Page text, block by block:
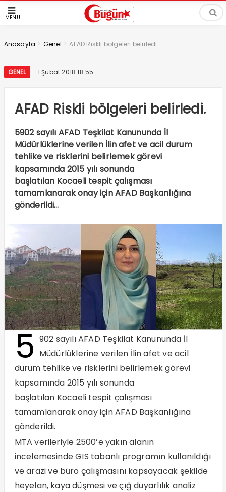
MENÜ
Anasayfa > Genel >AFAD Riskli bölgeleri belirledi.
GENEL 1 Şubat 2018 18:55
AFAD Riskli bölgeleri belirledi.
5902 sayılı AFAD Teşkilat Kanununda İl
Müdürlüklerine verilen İlin afet ve acil durum
tehlike ve risklerini belirlemek görevi
kapsamında 2015 yılı sonunda
başlatılan Kocaeli tespit çalışması
tamamlanarak onay için AFAD Başkanlığına
gönderildi…
5 902 sayılı AFAD Teşkilat Kanununda İl
Müdürlüklerine verilen İlin afet ve acil
durum tehlike ve risklerini belirlemek görevi
kapsamında 2015 yılı sonunda
başlatılan Kocaeli tespit çalışması
tamamlanarak onay için AFAD Başkanlığına
gönderildi.
MTA verileriyle 2500’e yakın alanın
incelemesinde GIS tabanlı programın kullanıldığı
ve arazi ve büro çalışmasını kapsayacak şekilde
heyelan, kaya düşmesi ve çığ duyarlılık analiz